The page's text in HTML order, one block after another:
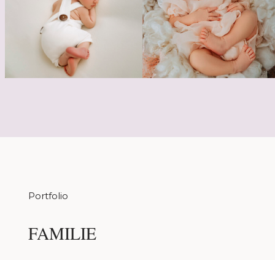
Portfolio
FAMILIE